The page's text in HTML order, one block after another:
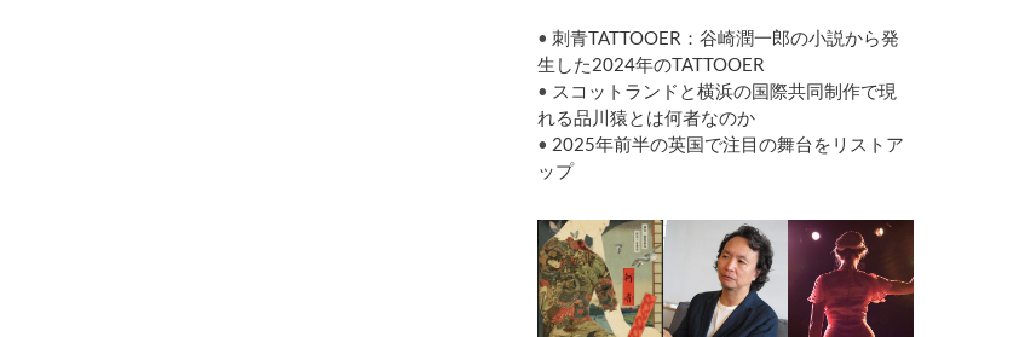
• 刺青TATTOOER：谷崎潤一郎の小説から発
生した2024年のTATTOOER
• スコットランドと横浜の国際共同制作で現
れる品川猿とは何者なのか
• 2025年前半の英国で注目の舞台をリストア
ップ